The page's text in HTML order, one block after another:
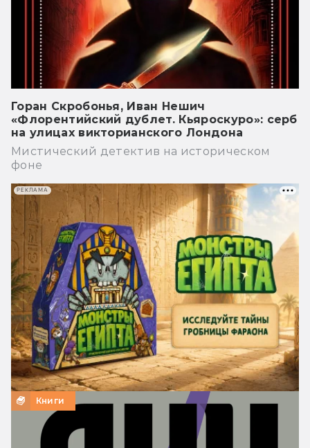
Горан Скробонья, Иван Нешич
«Флорентийский дублет. Кьяроскуро»: серб
на улицах викторианского Лондона
Мистический детектив на историческом
фоне
Книги
РЕКЛАМА